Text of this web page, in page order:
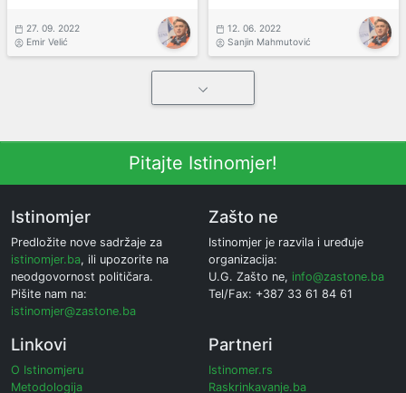
27. 09. 2022
Emir Velić
12. 06. 2022
Sanjin Mahmutović
Pitajte Istinomjer!
Istinomjer
Predložite nove sadržaje za
istinomjer.ba, ili upozorite na
neodgovornost političara.
Pišite nam na:
istinomjer@zastone.ba
Zašto ne
Istinomjer je razvila i uređuje
organizacija:
U.G. Zašto ne, info@zastone.ba
Tel/Fax: +387 33 61 84 61
Linkovi
O Istinomjeru
Metodologija
Partneri
Istinomer.rs
Raskrinkavanje.ba